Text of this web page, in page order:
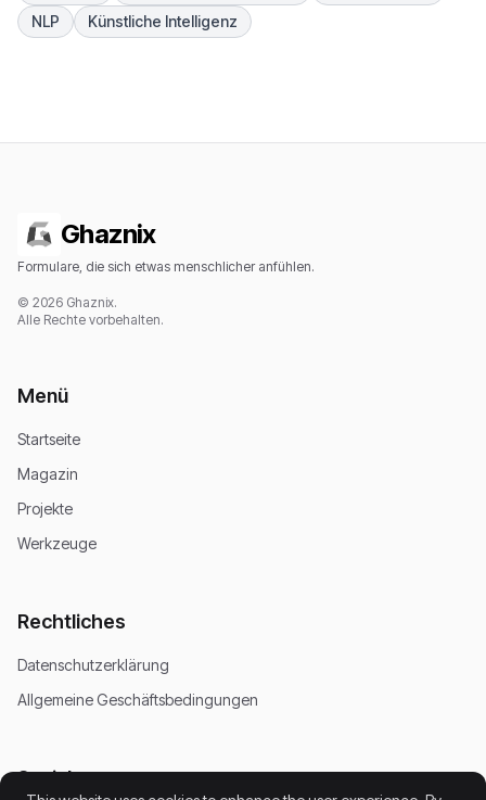
NLP
Künstliche Intelligenz
Ghaznix
Formulare, die sich etwas menschlicher anfühlen.
© 2026 Ghaznix.
Alle Rechte vorbehalten.
Menü
Startseite
Magazin
Projekte
Werkzeuge
Rechtliches
Datenschutzerklärung
Allgemeine Geschäftsbedingungen
Soziales